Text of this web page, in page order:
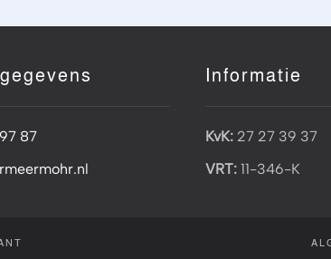
87
Informatie
KvK: 27 27 39 37
VRT: 11-346-K